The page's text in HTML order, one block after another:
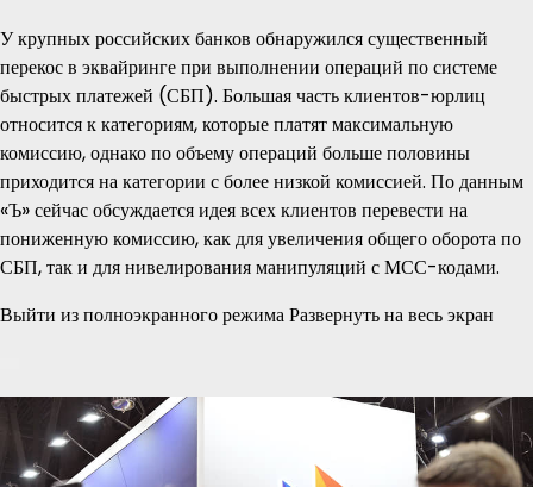
У крупных российских банков обнаружился существенный
перекос в эквайринге при выполнении операций по системе
быстрых платежей (СБП). Большая часть клиентов-юрлиц
относится к категориям, которые платят максимальную
комиссию, однако по объему операций больше половины
приходится на категории с более низкой комиссией. По данным
«Ъ» сейчас обсуждается идея всех клиентов перевести на
пониженную комиссию, как для увеличения общего оборота по
СБП, так и для нивелирования манипуляций с МСС-кодами.
Выйти из полноэкранного режима Развернуть на весь экран